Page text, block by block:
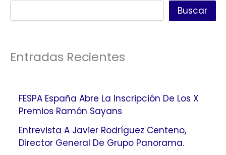
Buscar
Entradas Recientes
FESPA España Abre La Inscripción De Los X
Premios Ramón Sayans
Entrevista A Javier Rodríguez Centeno,
Director General De Grupo Panorama.